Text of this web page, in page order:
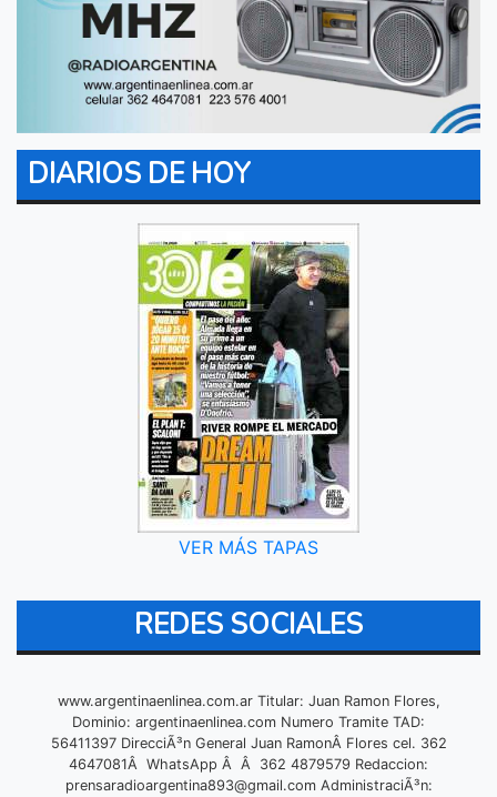
DIARIOS DE HOY
VER MÁS TAPAS
REDES SOCIALES
www.argentinaenlinea.com.ar Titular: Juan Ramon Flores,
Dominio: argentinaenlinea.com Numero Tramite TAD:
56411397 DirecciÃ³n General Juan RamonÂ Flores cel. 362
4647081Â WhatsApp Â Â 362 4879579 Redaccion:
prensaradioargentina893@gmail.comAdministraciÃ³n: